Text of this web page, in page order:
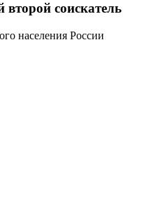
соискатель
населения России